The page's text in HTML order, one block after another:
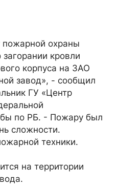
пожарной охраны
кровли
корпуса на ЗАО
завод», - сообщил
ГУ «Центр
по РБ. - Пожару был
сложности.
техники.
на территории